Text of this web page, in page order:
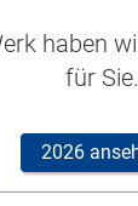
haben
für Sie.
2026